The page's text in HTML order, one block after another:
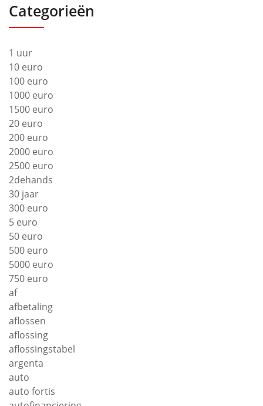
Categorieën
1 uur
10 euro
100 euro
1000 euro
1500 euro
20 euro
200 euro
2000 euro
2500 euro
2dehands
30 jaar
300 euro
5 euro
50 euro
500 euro
5000 euro
750 euro
af
afbetaling
aflossen
aflossing
aflossingstabel
argenta
auto
auto fortis